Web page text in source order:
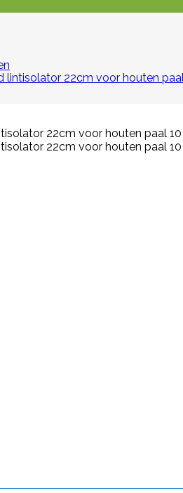
lintisolator 22cm voor houten